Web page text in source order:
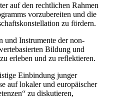
auf den rechtlichen Rahmen
vorzubereiten und die
zu fördern.
und Instrumente der non-
Bildung und
erleben und zu reflektieren.
Einbindung junger
auf lokaler und europäischer
zu diskutieren,